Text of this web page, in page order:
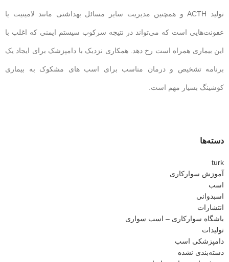
تولید ACTH و همچنین مدیریت سایر مسائل بهداشتی مانند لامینیت یا
عفونت‌هایی است که می‌تواند در نتیجه سرکوب سیستم ایمنی که اغلب با
این بیماری همراه است رخ دهد. همکاری نزدیک با دامپزشک برای ایجاد یک
برنامه تشخیص و درمان مناسب برای اسب های مشکوک به بیماری
کوشینگ بسیار مهم است.
دسته‌ها
turk
آموزش سوارکاری
اسب
اسبدوانی
انتشارات
باشگاه سوارکاری – اسب سواری
تولیدات
دامپزشکی اسب
دسته‌بندی نشده